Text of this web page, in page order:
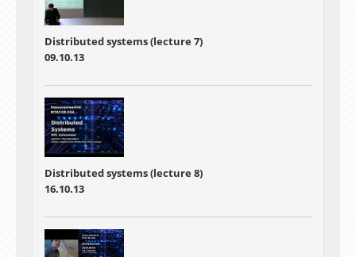
Distributed systems (lecture 7)
09.10.13
Distributed systems (lecture 8)
16.10.13